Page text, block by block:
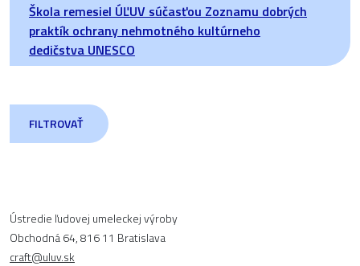
Škola remesiel ÚĽUV súčasťou Zoznamu dobrých
praktík ochrany nehmotného kultúrneho
dedičstva UNESCO
FILTROVAŤ
Ústredie ľudovej umeleckej výroby
Obchodná 64, 816 11 Bratislava
craft@uluv.sk